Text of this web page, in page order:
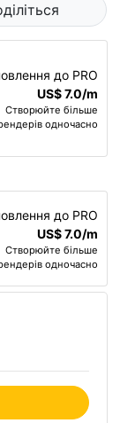
до PRO
US$ 7.0/m
Створюйте більше
одночасно
до PRO
US$ 7.0/m
Створюйте більше
одночасно